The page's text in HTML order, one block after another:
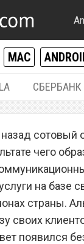
MAC
СБЕРБАНК
сотовый
чего
на базе
страны.
своих
появился